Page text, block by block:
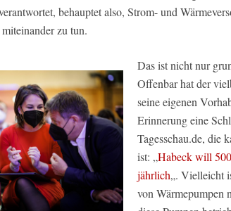
behauptet also, Strom- und
zu tun.
Das ist nicht nur
Offenbar hat der
seine eigenen
Erinnerung eine
Tagesschau.de, die
ist: „Habeck will
jährlich„. Vielleicht
von Wärmepumpen